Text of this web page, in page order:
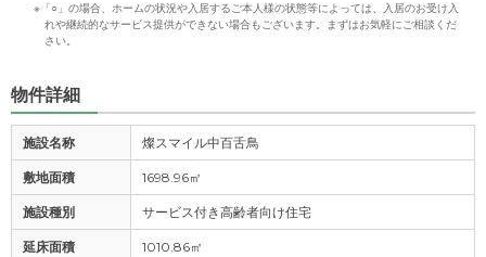
※「○」の場合、ホームの状況や入居するご本人様の状態等によっては、入居のお受け入
れや継続的なサービス提供ができない場合もございます。まずはお気軽にご相談くだ
さい。
物件詳細
施設名称 燦スマイル中百舌鳥
敷地面積 1698.96㎡
施設種別 サービス付き高齢者向け住宅
延床面積 1010.86㎡